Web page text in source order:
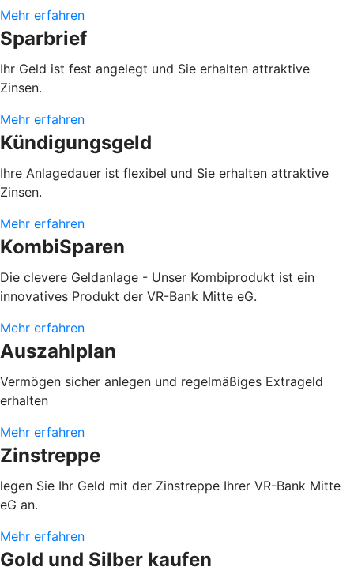
Mehr erfahren
Sparbrief
Ihr Geld ist fest angelegt und Sie erhalten attraktive
Zinsen.
Mehr erfahren
Kündigungsgeld
Ihre Anlagedauer ist flexibel und Sie erhalten attraktive
Zinsen.
Mehr erfahren
KombiSparen
Die clevere Geldanlage - Unser Kombiprodukt ist ein
innovatives Produkt der VR-Bank Mitte eG.
Mehr erfahren
Auszahlplan
Vermögen sicher anlegen und regelmäßiges Extrageld
erhalten
Mehr erfahren
Zinstreppe
legen Sie Ihr Geld mit der Zinstreppe Ihrer VR-Bank Mitte
eG an.
Mehr erfahren
Gold und Silber kaufen